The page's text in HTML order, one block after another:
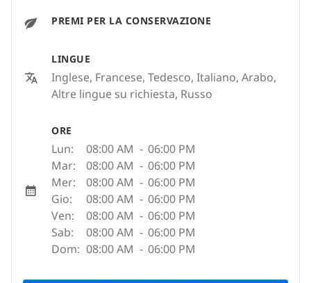
PREMI PER LA CONSERVAZIONE
LINGUE
Inglese, Francese, Tedesco, Italiano, Arabo,
Altre lingue su richiesta, Russo
ORE
Lun: 08:00 AM - 06:00 PM
Mar:
08:00 AM - 06:00 PM
Mer:
08:00 AM - 06:00 PM
Gio:
08:00 AM - 06:00 PM
Ven:
08:00 AM - 06:00 PM
Sab:
08:00 AM - 06:00 PM
Dom: 08:00 AM - 06:00 PM